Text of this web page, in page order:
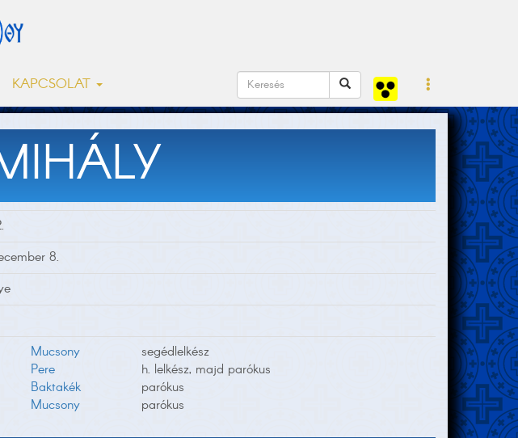
KAPCSOLAT
8.
Mucsony
segédlelkész
Pere
h. lelkész, majd parókus
Baktakék
parókus
Mucsony parókus